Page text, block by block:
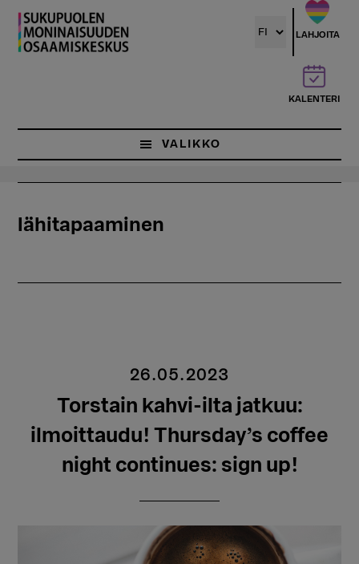
Hyppää
pääsisältöön
LAHJOITA
KALENTERI
VALIKKO
lähitapaaminen
26.05.2023
Torstain kahvi-ilta jatkuu:
ilmoittaudu! Thursday’s coffee
night continues: sign up!